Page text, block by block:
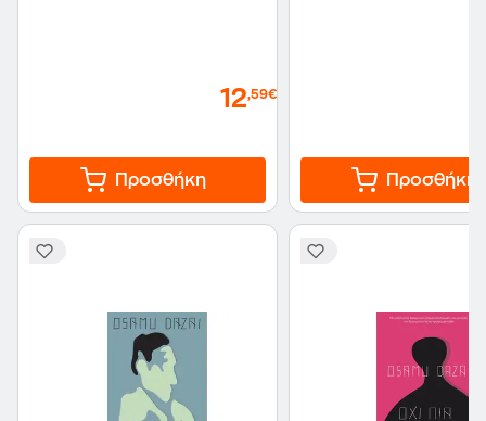
12,59€
Προσθήκη Προσθήκη